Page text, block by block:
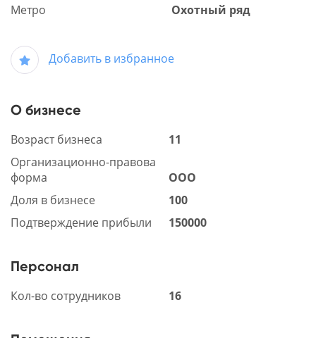
Метро Охотный ряд
Добавить в избранное
О бизнесе
Возраст бизнеса
11
Организационно-правова
форма
ООО
Доля в бизнесе
100
Подтверждение прибыли
150000
Персонал
Кол-во сотрудников 16